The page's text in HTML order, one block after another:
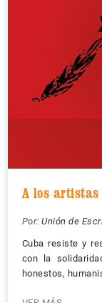
A los artistas
Por: Unión de
Cuba resiste y
con la
honestos,